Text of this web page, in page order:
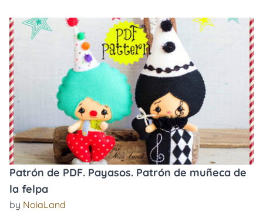
Patrón de PDF. Payasos. Patrón de muñeca de
la felpa
by NoiaLand